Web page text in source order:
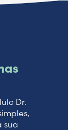
Dr.
sua